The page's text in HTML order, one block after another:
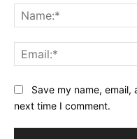
Website:Save my name,
next time I comment.